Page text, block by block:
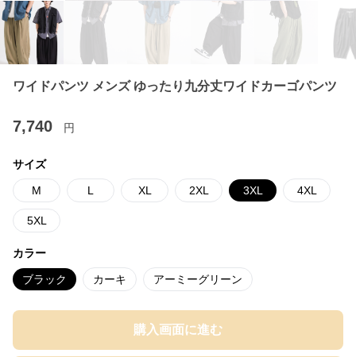
ワイドパンツ メンズ ゆったり九分丈ワイドカーゴパンツ
7,740 円
サイズ
M L XL 2XL 3XL 4XL
5XL
カラー
ブラック カーキ アーミーグリーン
購入画面に進む